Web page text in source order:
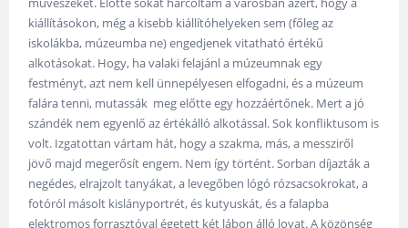
kiállításokon, még a kisebb kiállítóhelyeken sem (főleg az
iskolákba, múzeumba ne) engedjenek vitatható értékű
alkotásokat. Hogy, ha valaki felajánl a múzeumnak egy
festményt, azt nem kell ünnepélyesen elfogadni, és a múzeum
falára tenni, mutassák meg előtte egy hozzáértőnek. Mert a jó
szándék nem egyenlő az értékálló alkotással. Sok konfliktusom is
volt. Izgatottan vártam hát, hogy a szakma, más, a messziről
jövő majd megerősít engem. Nem így történt. Sorban díjazták a
negédes, elrajzolt tanyákat, a levegőben lógó rózsacsokrokat, a
fotóról másolt kislányportrét, és kutyuskát, és a falapba
elektromos forrasztóval égetett két lábon álló lovat. A közönség